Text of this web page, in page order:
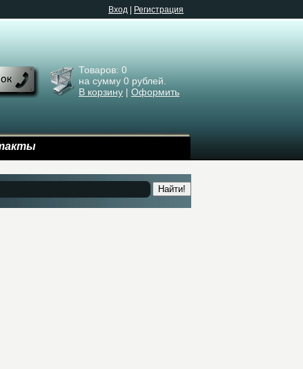
Bход Регистрация
Товаров: 0
на сумму 0 рублей.
В корзину | Оформить
Найти!